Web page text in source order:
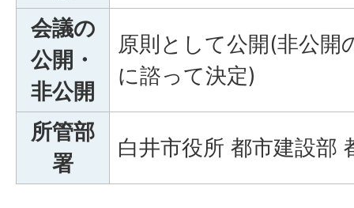
会議の
公開・
非公開
原則として公開(非公開
に諮って決定)
所管部
署
白井市役所 都市建設部